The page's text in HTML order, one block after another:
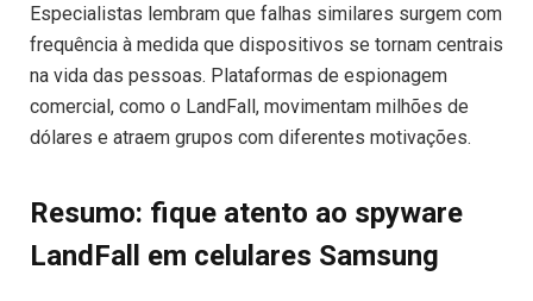
Especialistas lembram que falhas similares surgem com
frequência à medida que dispositivos se tornam centrais
na vida das pessoas. Plataformas de espionagem
comercial, como o LandFall, movimentam milhões de
dólares e atraem grupos com diferentes motivações.
Resumo: fique atento ao spyware
LandFall em celulares Samsung